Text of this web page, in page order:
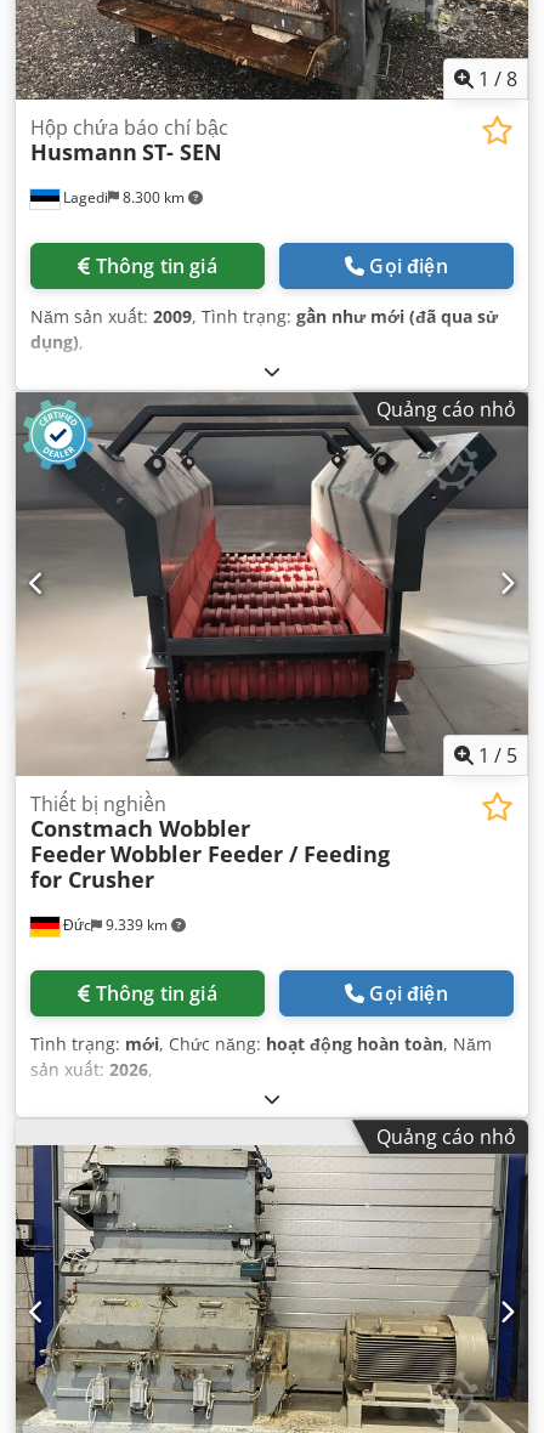
1 /8
Lagedi 8.300 km
Hộp chứa báo chí bậc
Husmann ST- SEN
Thông tin giá Gọi điện
Năm sản xuất: 2009, Tình trạng: gần như mới (đã qua sử
dụng),
Quảng cáo nhỏ
1 / 5
Đức 9.339 km
Thiết bị nghiền
Constmach Wobbler
FeederWobbler Feeder / Feeding
for Crusher
Thông tin giá Gọi điện
Tình trạng: mới, Chức năng: hoạt động hoàn toàn, Năm
sản xuất: 2026,
Quảng cáo nhỏ